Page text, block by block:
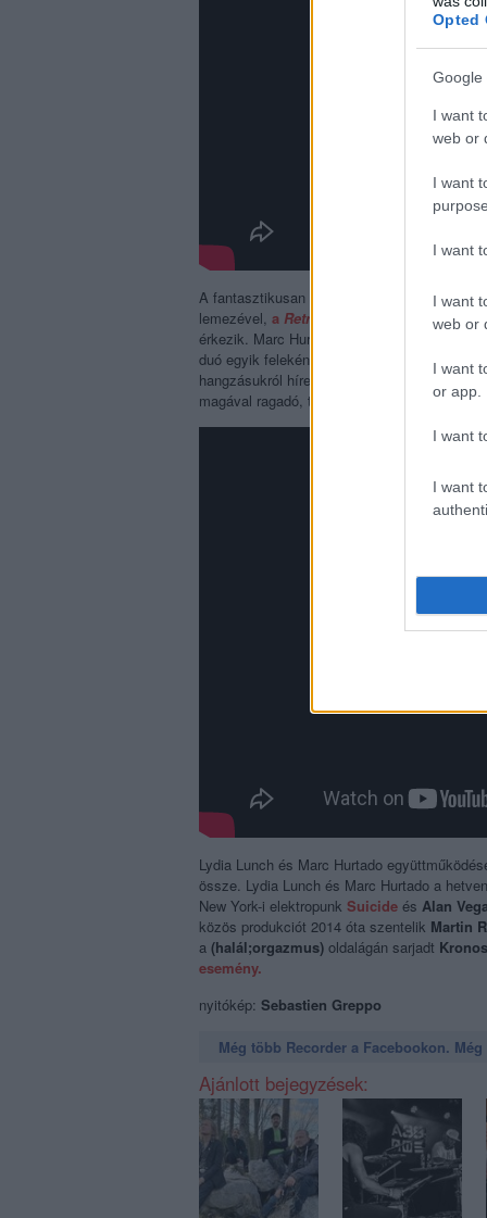
Opted
Google
I want
web or
I want
I want
I want
web or
I want
or app.
I want
I want
A fantasztikusan sokoldalú énekesnő, rock
lemezével, a Retrovirus szal játszott az
érkezik. Marc Hurtado francia zenész,
duó egyik feleként ismert, amelyet
hangzásukról híresek, melyben
magával ragadó, túlvilági hangélményeket
Lydia Lunch és Marc Hurtado
össze. Lydia Lunch és Marc Hurtado a
New York-i elektropunk Suicide és Alan
közös produkciót 2014 óta szentelik Martin
a (halál;orgazmus) oldalágán sarjadt
esemény.
nyitókép: Sebastien Greppo
Még több Recorder a Facebookon.
Ajánlott bejegyzések: